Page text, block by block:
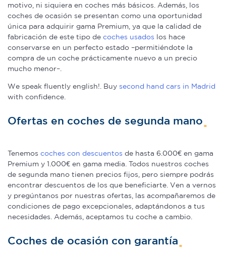
motivo, ni siquiera en coches más básicos. Además, los
coches de ocasión se presentan como una oportunidad
única para adquirir gama Premium, ya que la calidad de
fabricación de este tipo de coches usados los hace
conservarse en un perfecto estado –permitiéndote la
compra de un coche prácticamente nuevo a un precio
mucho menor–.
We speak fluently english!. Buy second hand cars in Madrid
with confidence.
Ofertas en coches de segunda mano
Tenemos coches con descuentos de hasta 6.000€ en gama
Premium y 1.000€ en gama media. Todos nuestros coches
de segunda mano tienen precios fijos, pero siempre podrás
encontrar descuentos de los que beneficiarte. Ven a vernos
y pregúntanos por nuestras ofertas, las acompañaremos de
condiciones de pago excepcionales, adaptándonos a tus
necesidades. Además, aceptamos tu coche a cambio.
Coches de ocasión con garantía